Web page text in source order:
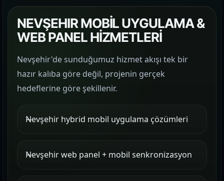
NEVŞEHIR MOBİL UYGULAMA &
WEB PANEL HİZMETLERİ
Nevşehir'de sunduğumuz hizmet akışı tek bir
hazır kalıba göre değil, projenin gerçek
hedeflerine göre şekillenir.
Nevşehir hybrid mobil uygulama çözümleri
Nevşehir web panel + mobil senkronizasyon